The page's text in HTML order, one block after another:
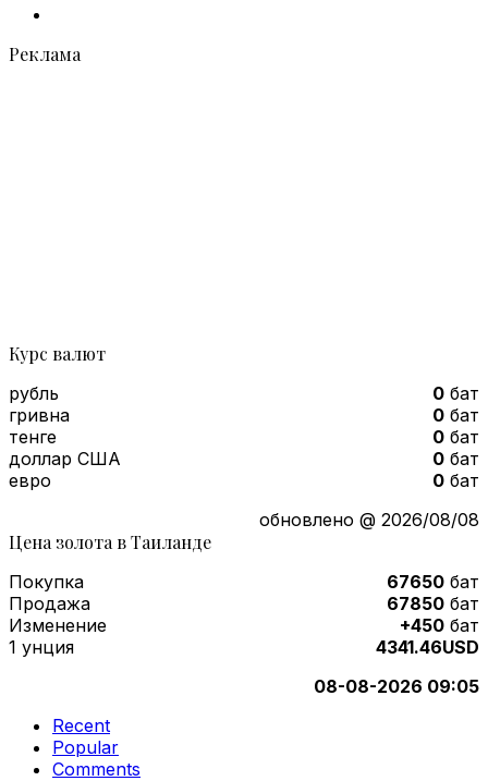
Реклама
Курс валют
рубль 0 бат
гривна
0 бат
тенге
0 бат
доллар США
0 бат
евро
0 бат
обновлено @ 2026/08/08
Цена золота в Таиланде
Покупка 67650 бат
Продажа
67850 бат
Изменение
+450 бат
1 унция
4341.46USD
08-08-2026 09:05
Recent
Popular
Comments